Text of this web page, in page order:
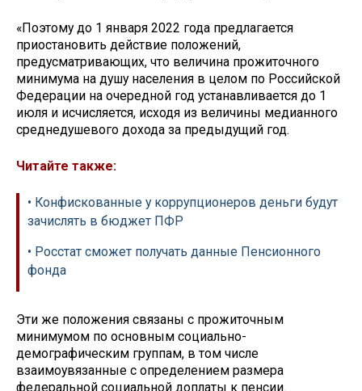
«Поэтому до 1 января 2022 года предлагается
приостановить действие положений,
предусматривающих, что величина прожиточного
минимума на душу населения в целом по Российской
Федерации на очередной год устанавливается до 1
июля и исчисляется, исходя из величины медианного
среднедушевого дохода за предыдущий год.
Читайте также:
• Конфискованные у коррупционеров деньги будут
зачислять в бюджет ПФР
• Росстат сможет получать данные Пенсионного
фонда
Эти же положения связаны с прожиточным
минимумом по основным социально-
демографическим группам, в том числе
взаимоувязанные с определением размера
федеральной социальной доплаты к пенсии.